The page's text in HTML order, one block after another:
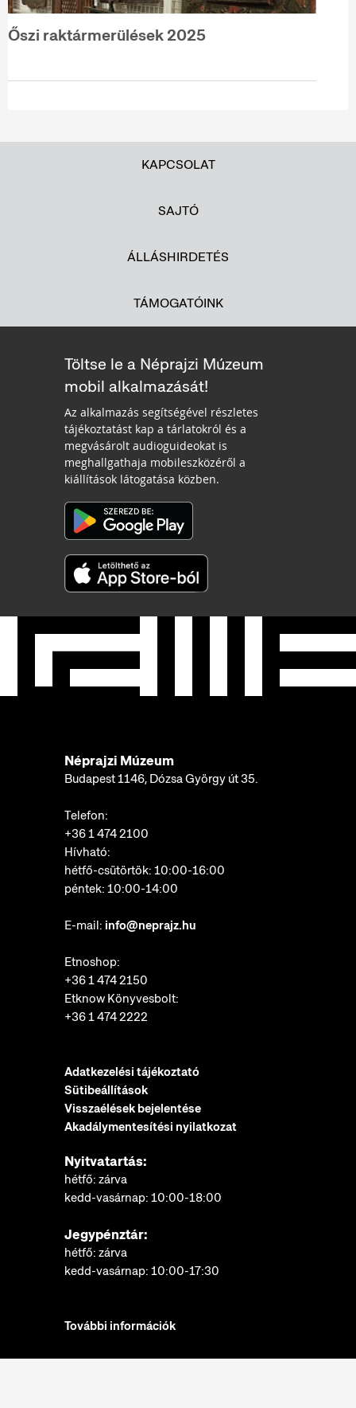
Őszi raktármerülések 2025
KAPCSOLAT
SAJTÓ
ÁLLÁSHIRDETÉS
TÁMOGATÓINK
Töltse le a Néprajzi Múzeum
mobil alkalmazását!
Az alkalmazás segítségével részletes
tájékoztatást kap a tárlatokról és a
megvásárolt audioguideokat is
meghallgathaja mobileszközéről a
kiállítások látogatása közben.
Néprajzi Múzeum
Budapest 1146, Dózsa György út 35.
Telefon:
+36 1 474 2100
Hívható:
hétfő-csütörtök: 10:00-16:00
péntek: 10:00-14:00
E-mail: info@neprajz.hu
Etnoshop:
+36 1 474 2150
Etknow Könyvesbolt:
+36 1 474 2222
Adatkezelési tájékoztató
Sütibeállítások
Visszaélések bejelentése
Akadálymentesítési nyilatkozat
Nyitvatartás:
hétfő: zárva
kedd-vasárnap: 10:00-18:00
Jegypénztár:
hétfő: zárva
kedd-vasárnap: 10:00-17:30
További információk